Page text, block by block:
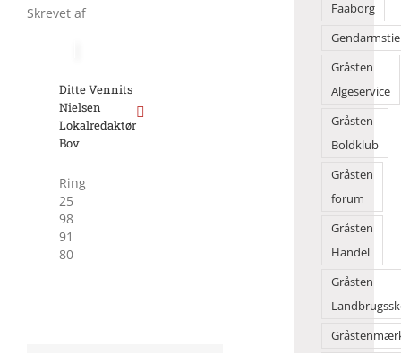
Skrevet af
Ditte Vennits
Nielsen
Lokalredaktør
Bov
Ring
25
98
91
80
Faaborg
Gråsten
Algeservice
Gråsten
Boldklub
Gråsten
forum
Gråsten
Handel
Gråsten